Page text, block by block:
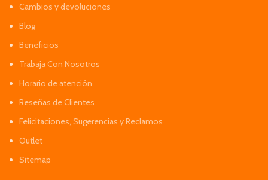
Cambios y devoluciones
Blog
Beneficios
Trabaja Con Nosotros
Horario de atención
Reseñas de Clientes
Felicitaciones, Sugerencias y Reclamos
Outlet
Sitemap